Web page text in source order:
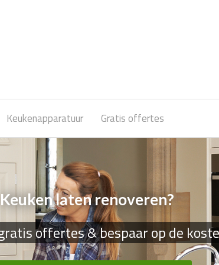
Keukenapparatuur Gratis offertes
Keuken laten renoveren?
offertes & bespaar op de